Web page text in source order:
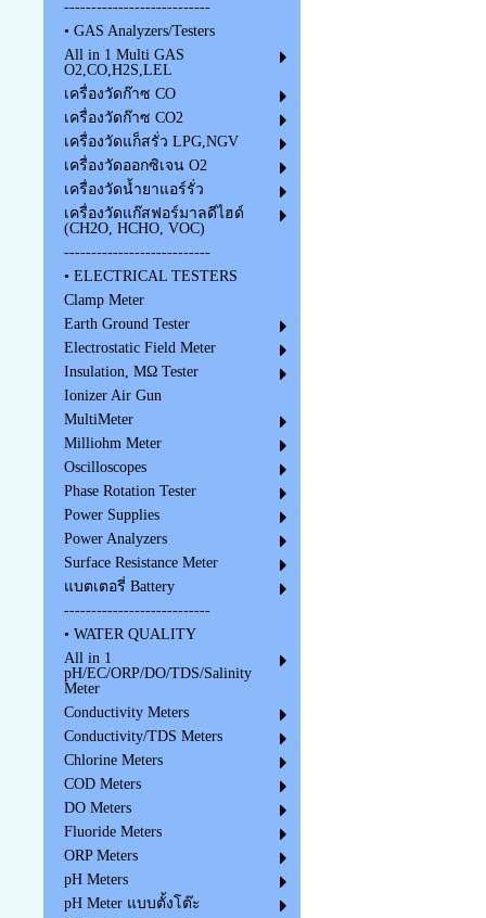
---------------------------
• GAS Analyzers/Testers
All in 1 Multi GAS
O2,CO,H2S,LEL
เครื่องวัดก๊าซ CO
เครื่องวัดก๊าซ CO2
เครื่องวัดแก็สรั่ว LPG,NGV
เครื่องวัดออกซิเจน O2
เครื่องวัดน้ำยาแอร์รั่ว
เครื่องวัดแก๊สฟอร์มาลดีไฮด์
(CH2O, HCHO, VOC)
---------------------------
• ELECTRICAL TESTERS
Clamp Meter
Earth Ground Tester
Electrostatic Field Meter
Insulation, MΩ Tester
Ionizer Air Gun
MultiMeter
Milliohm Meter
Oscilloscopes
Phase Rotation Tester
Power Supplies
Power Analyzers
Surface Resistance Meter
แบตเตอรี่ Battery
---------------------------
• WATER QUALITY
All in 1
pH/EC/ORP/DO/TDS/Salinity
Meter
Conductivity Meters
Conductivity/TDS Meters
Chlorine Meters
COD Meters
DO Meters
Fluoride Meters
ORP Meters
pH Meters
pH Meter แบบตั้งโต๊ะ